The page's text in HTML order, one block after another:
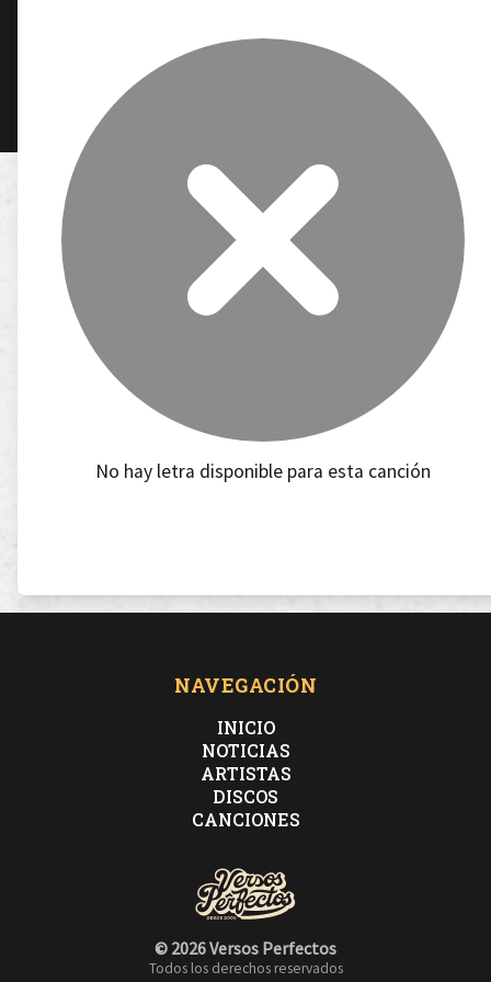
No hay letra disponible para esta canción
NAVEGACIÓN
INICIO
NOTICIAS
ARTISTAS
DISCOS
CANCIONES
© 2026 Versos Perfectos
Todos los derechos reservados